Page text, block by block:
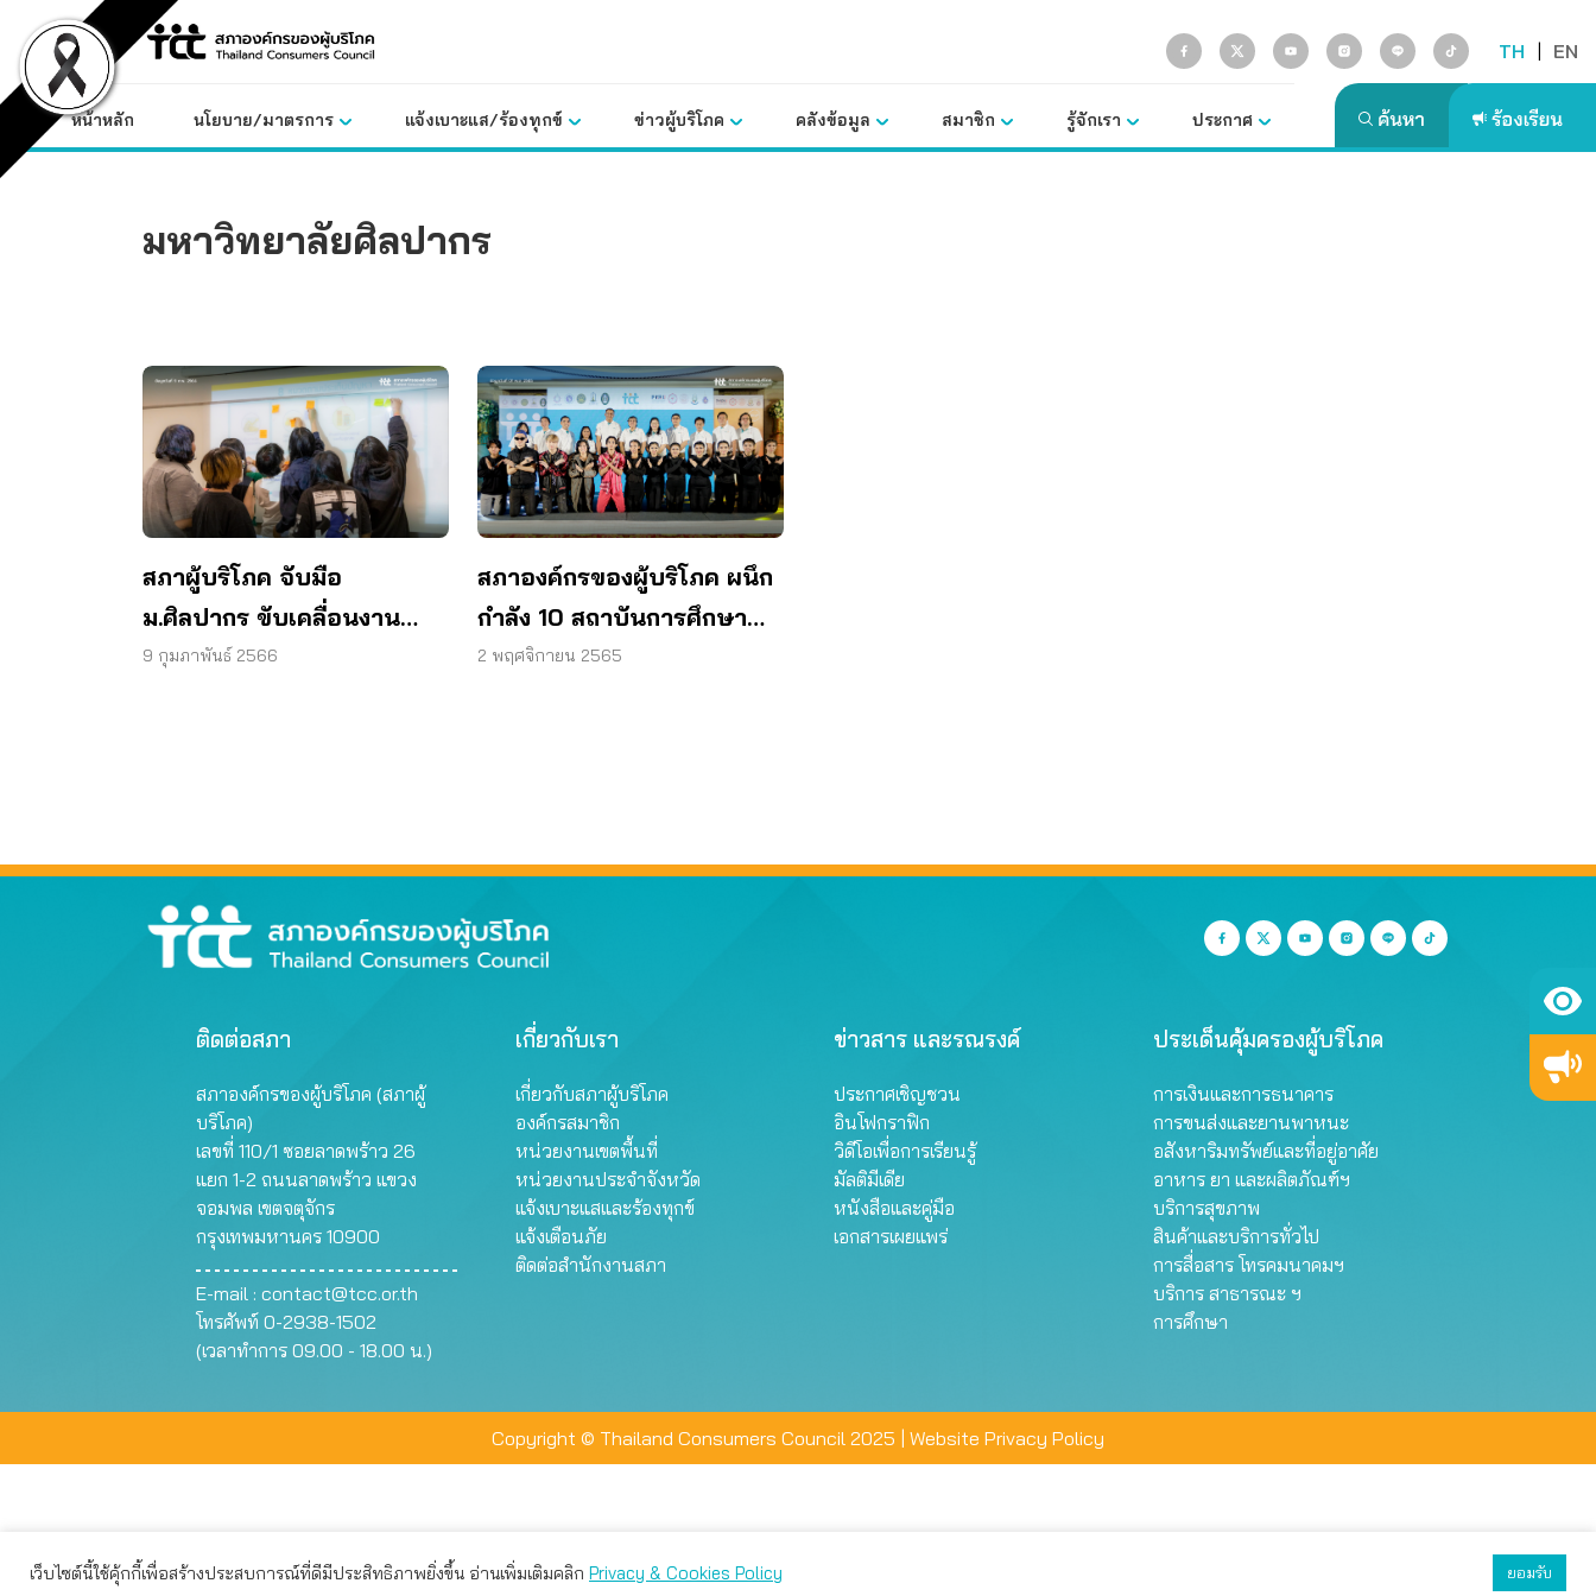
content
TH | EN
หน้าหลัก นโยบาย/มาตรการ แจ้งเบาะแส/ร้องทุกข์ ข่าวผู้บริโภค คลังข้อมูล สมาชิก รู้จักเรา ประกาศ
มหาวิทยาลัยศิลปากร
สภาผู้บริโภค จับมือ
ม.ศิลปากร ขับเคลื่อนงาน
คุ้มครองผู้บริโภค ผ่าน “ค่าย
9 กุมภาพันธ์ 2566
สภาองค์กรของผู้บริโภค ผนึก
กำลัง 10 สถาบันการศึกษา
สร้างภูมิคุ้มกันเยาวชน รู้จัก
2 พฤศจิกายน 2565
ติดต่อสภา
สภาองค์กรของผู้บริโภค (สภาผู้
บริโภค)
เลขที่ 110/1 ซอยลาดพร้าว 26
แยก 1-2 ถนนลาดพร้าว แขวง
จอมพล เขตจตุจักร
กรุงเทพมหานคร 10900
E-mail : contact@tcc.or.th
โทรศัพท์ 0-2938-1502
(เวลาทำการ 09.00 - 18.00 น.)
เกี่ยวกับเรา
เกี่ยวกับสภาผู้บริโภค
องค์กรสมาชิก
หน่วยงานเขตพื้นที่
หน่วยงานประจำจังหวัด
แจ้งเบาะแสและร้องทุกข์
แจ้งเตือนภัย
ติดต่อสำนักงานสภา
ข่าวสาร และรณรงค์
ประกาศเชิญชวน
อินโฟกราฟิก
วิดีโอเพื่อการเรียนรู้
มัลติมีเดีย
หนังสือและคู่มือ
เอกสารเผยแพร่
ประเด็นคุ้มครองผู้บริโภค
การเงินและการธนาคาร
การขนส่งและยานพาหนะ
อสังหาริมทรัพย์และที่อยู่อาศัย
อาหาร ยา และผลิตภัณฑ์ฯ
บริการสุขภาพ
สินค้าและบริการทั่วไป
การสื่อสาร โทรคมนาคมฯ
บริการ สาธารณะ ฯ
การศึกษา
Copyright © Thailand Consumers Council 2025 | Website Privacy Policy
เว็บไซต์นี้ใช้คุ้กกี้เพื่อสร้างประสบการณ์ที่ดีมีประสิทธิภาพยิ่งขึ้น อ่านเพิ่มเติมคลิก Privacy & Cookies Policy ยอมรับ
เว็บไซต์นี้ใช้คุกกี้เพื่อมอบประสบการณ์การใช้งานที่ดีให้แก่ท่าน คุณสามารถเลือกตั้งค่าความเป็นส่วนตัวได้